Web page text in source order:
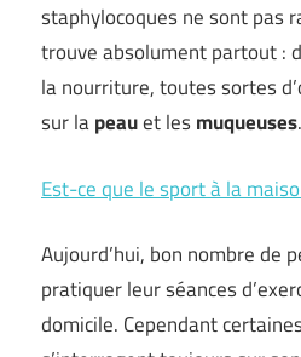
staphylocoques ne sont pas
trouve absolument partout :
la nourriture, toutes sortes
sur lapeauet lesmuqueuses
Est-ce que le sport à la
Aujourd’hui, bon nombre de
pratiquer leur séances
domicile. Cependant